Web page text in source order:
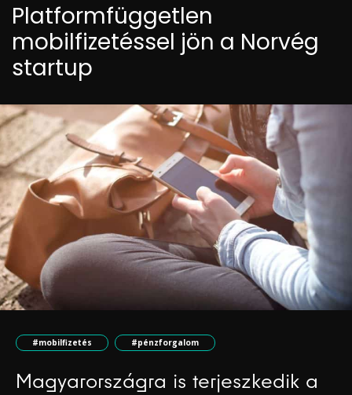
Platformfüggetlen
mobilfizetéssel jön a Norvég
startup
#mobilfizetés #pénzforgalom
Magyarországra is terjeszkedik a